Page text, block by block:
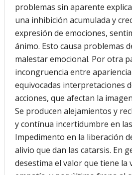
problemas sin aparente
una inhibición acumulada y
expresión de emociones,
ánimo. Esto causa problemas
malestar emocional. Por otra
incongruencia entre apariencia
equivocadas interpretaciones
acciones, que afectan la
Se producen alejamientos y
y contínua incertidumbre en
Impedimento en la liberación
alivio que dan las catarsis. En
desestima el valor que tiene la